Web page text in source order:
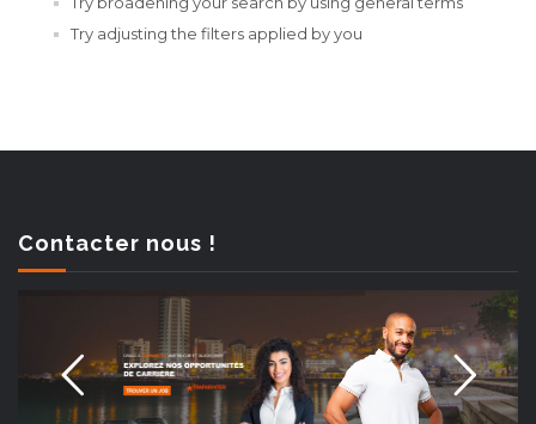
Try adjusting the filters applied by you
Contacter nous !